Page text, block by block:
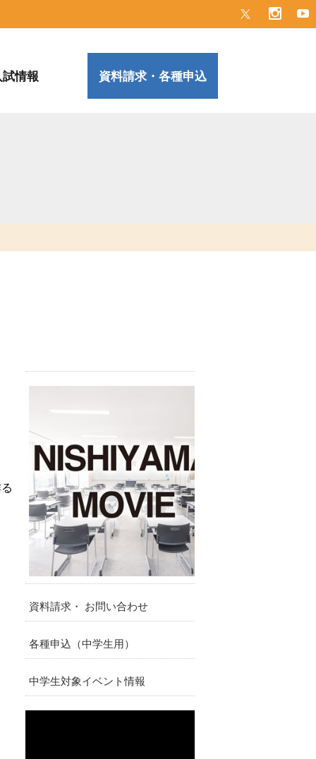
情報 資料請求・各種申込
資料請求・ お問い合わせ
各種申込（中学生用）
中学生対象イベント情報